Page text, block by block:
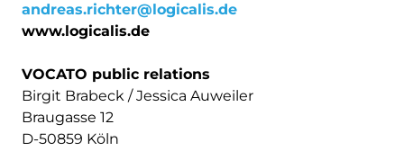
andreas.richter@logicalis.de
www.logicalis.de
VOCATO public relations
Birgit Brabeck / Jessica Auweiler
Braugasse 12
D-50859 Köln